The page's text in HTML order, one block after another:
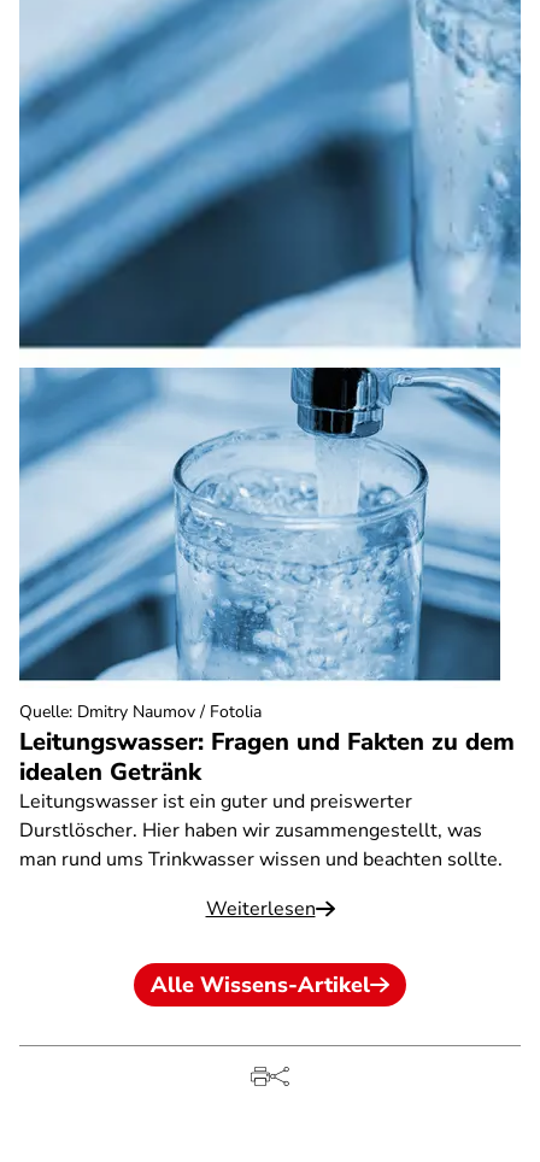
Leitungswasser: Fragen und Fakten zu dem
idealen Getränk
Leitungswasser ist ein guter und preiswerter
Durstlöscher. Hier haben wir zusammengestellt, was
man rund ums Trinkwasser wissen und beachten sollte.
Weiterlesen
Quelle: Dmitry Naumov / Fotolia
Alle Wissens-Artikel